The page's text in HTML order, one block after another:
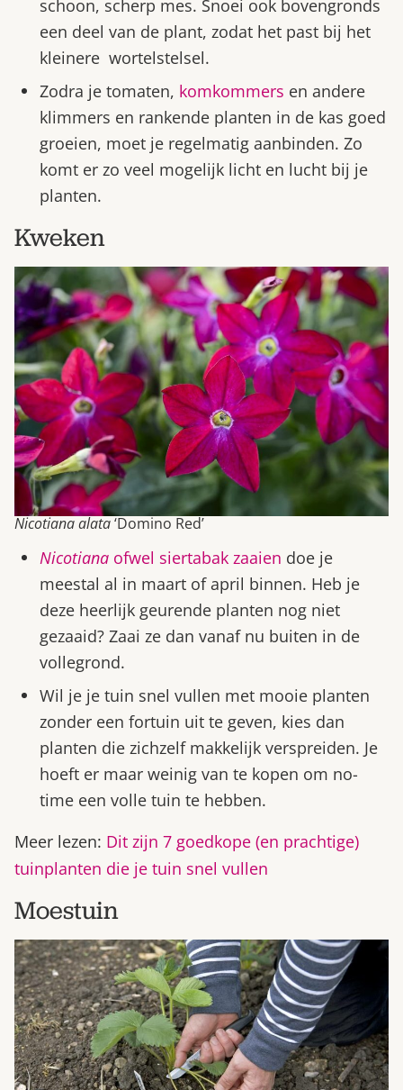
schoon, scherp mes. Snoei ook bovengronds
een deel van de plant, zodat het past bij het
kleinere wortelstelsel.
Zodra je tomaten, komkommers en andere
klimmers en rankende planten in de kas goed
groeien, moet je regelmatig aanbinden. Zo
komt er zo veel mogelijk licht en lucht bij je
planten.
Kweken
Nicotiana alata‘Domino Red’
Nicotiana ofwel siertabak zaaien doe je
meestal al in maart of april binnen. Heb je
deze heerlijk geurende planten nog niet
gezaaid? Zaai ze dan vanaf nu buiten in de
vollegrond.
Wil je je tuin snel vullen met mooie planten
zonder een fortuin uit te geven, kies dan
planten die zichzelf makkelijk verspreiden. Je
hoeft er maar weinig van te kopen om no-
time een volle tuin te hebben.
Meer lezen: Dit zijn 7 goedkope (en prachtige)
tuinplanten die je tuin snel vullen
Moestuin